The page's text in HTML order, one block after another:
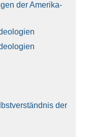
der Ame­ri­ka­
der